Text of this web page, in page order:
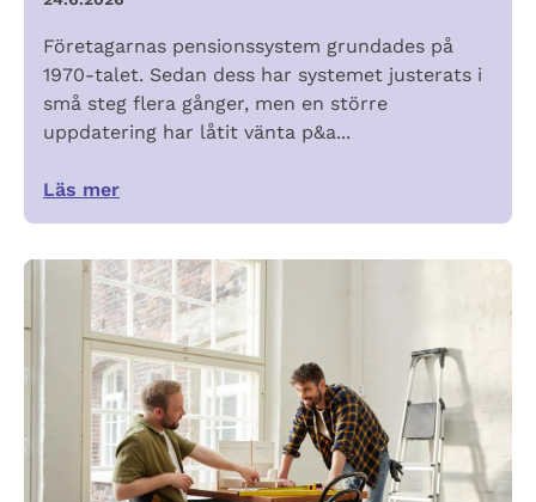
Företagarnas pensionssystem grundades på
1970-talet. Sedan dess har systemet justerats i
små steg flera gånger, men en större
uppdatering har låtit vänta p&a...
Läs mer